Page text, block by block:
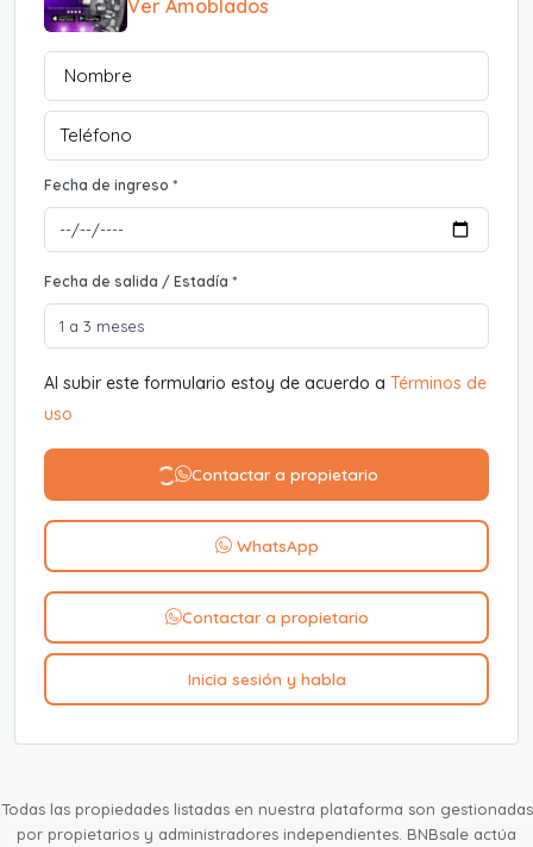
Ver Amoblados
Fecha de ingreso *
Fecha de salida / Estadía *
Al subir este formulario estoy de acuerdo a Términos de
uso
Contactar a propietario
WhatsApp
Contactar a propietario
Inicia sesión y habla
Todas las propiedades listadas en nuestra plataforma son gestionadas
por propietarios y administradores independientes. BNBsale actúa